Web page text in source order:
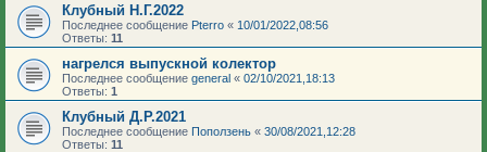
Клубный Н.Г.2022
Последнее сообщение Pterro « 10/01/2022,08:56
Ответы: 11
нагрелся выпускной колектор
Последнее сообщение general « 02/10/2021,18:13
Ответы: 1
Клубный Д.Р.2021
Последнее сообщение Поползень « 30/08/2021,12:28
Ответы: 11